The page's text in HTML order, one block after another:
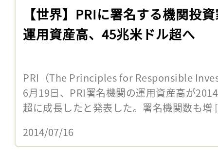
【世界】PRIに署名する機関投
運用資産高、45兆米ドル超へ
PRI（The Principles for Responsible
6月19日、PRI署名機関の運用資産高が
超に成長したと発表した。署名機関数も
2014/07/16